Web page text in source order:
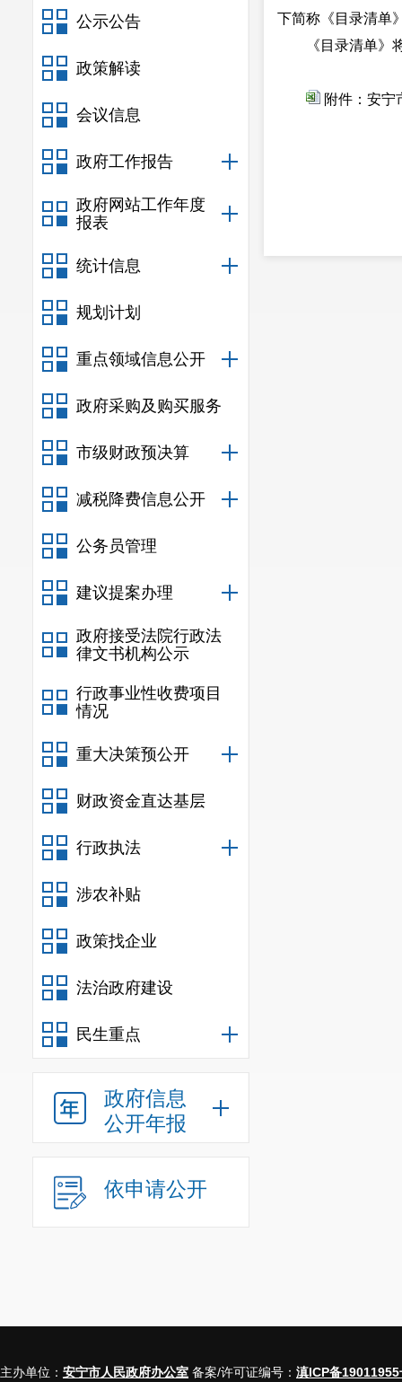
公示公告
政策解读
会议信息
政府工作报告
政府网站工作年度
报表
统计信息
规划计划
重点领域信息公开
政府采购及购买服务
市级财政预决算
减税降费信息公开
公务员管理
建议提案办理
政府接受法院行政法
律文书机构公示
行政事业性收费项目
情况
重大决策预公开
财政资金直达基层
行政执法
涉农补贴
政策找企业
法治政府建设
民生重点
政府信息
公开年报
依申请公开
下简称《目录清单
《目录清单
附件：安宁
主办单位： 安宁市人民政府办公室 备案/许可证编号： 滇ICP备